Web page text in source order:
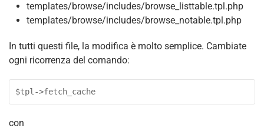
templates/browse/includes/browse_listtable.tpl.php
templates/browse/includes/browse_notable.tpl.php
In tutti questi file, la modifica è molto semplice. Cambiate
ogni ricorrenza del comando:
$tpl->fetch_cache
con